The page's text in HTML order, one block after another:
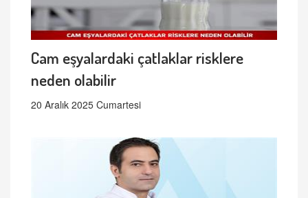
Cam eşyalardaki çatlaklar risklere
neden olabilir
20 Aralık 2025 Cumartesi